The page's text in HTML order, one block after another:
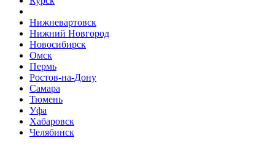
Нижневартовск
Нижний Новгород
Новосибирск
Омск
Пермь
Ростов-на-Дону
Самара
Тюмень
Уфа
Хабаровск
Челябинск